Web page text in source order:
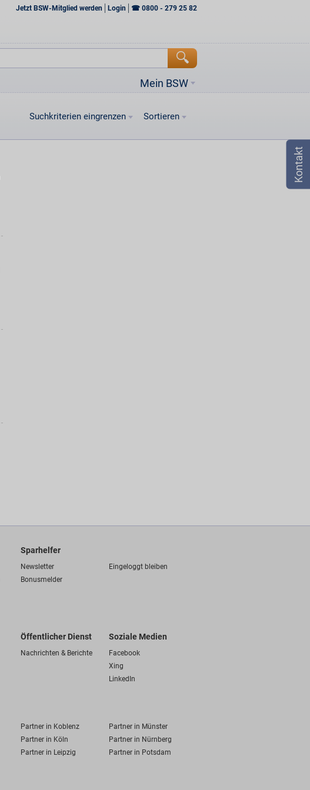
Jetzt BSW-Mitglied werden Login ☎ 0800 - 279 25 82
Mein BSW
Suchkriterien eingrenzen Sortieren
Sparhelfer
Newsletter
Eingeloggt bleiben
Bonusmelder
Öffentlicher Dienst
Nachrichten & Berichte
Soziale Medien
Facebook
Xing
LinkedIn
Partner in Koblenz
Partner in Münster
Partner in Köln
Partner in Nürnberg
Partner in Leipzig Partner in Potsdam